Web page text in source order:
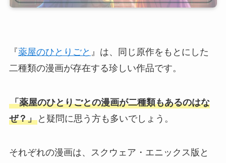
『薬屋のひとりごと 』は、同じ原作をもとにした
二種類の漫画が存在する珍しい作品です。
「薬屋のひとりごとの漫画が二種類もあるのはな
ぜ？」と疑問に思う方も多いでしょう。
それぞれの漫画は、スクウェア・エニックス版と